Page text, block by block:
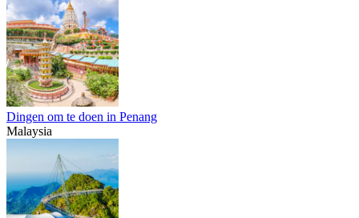
Dingen om te doen in Penang
Malaysia